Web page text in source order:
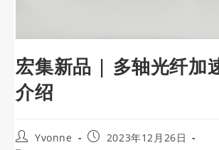
宏集新品 | 多轴光纤加
介绍
Yvonne
2023年12月26日